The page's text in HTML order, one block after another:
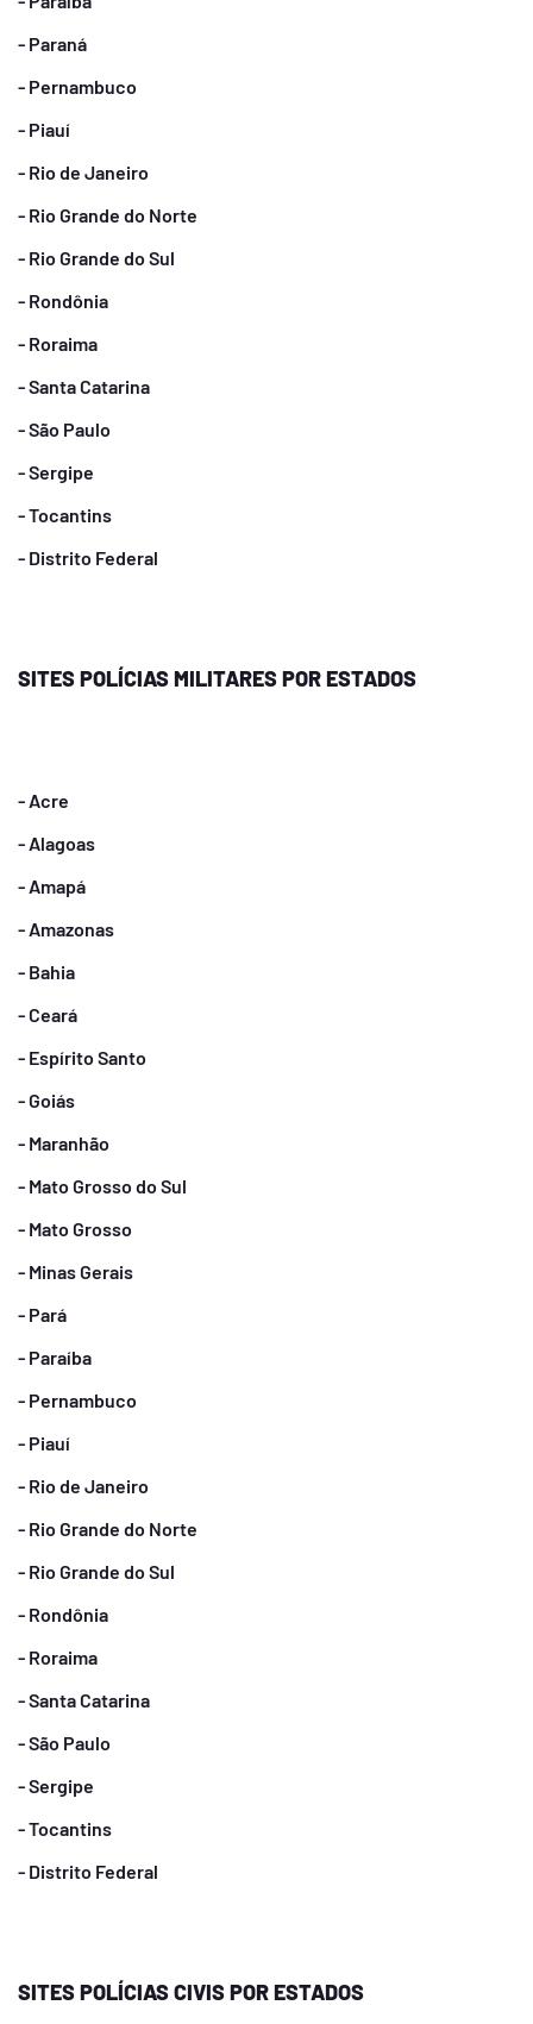
- Paraná
- Pernambuco
- Piauí
- Rio de Janeiro
- Rio Grande do Norte
- Rio Grande do Sul
- Rondônia
- Roraima
- Santa Catarina
- São Paulo
- Sergipe
- Tocantins
- Distrito Federal
SITES POLÍCIAS MILITARES POR ESTADOS
- Acre
- Alagoas
- Amapá
- Amazonas
- Bahia
- Ceará
- Espírito Santo
- Goiás
- Maranhão
- Mato Grosso do Sul
- Mato Grosso
- Minas Gerais
- Pará
- Paraíba
- Pernambuco
- Piauí
- Rio de Janeiro
- Rio Grande do Norte
- Rio Grande do Sul
- Rondônia
- Roraima
- Santa Catarina
- São Paulo
- Sergipe
- Tocantins
- Distrito Federal
SITES POLÍCIAS CIVIS POR ESTADOS